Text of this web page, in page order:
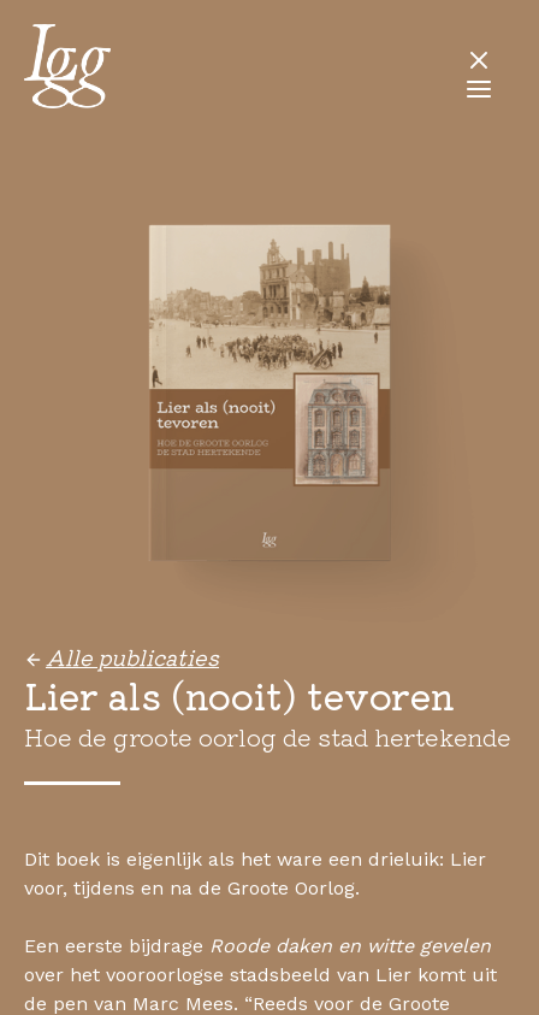
Alle publicaties
Lier als (nooit) tevoren
Hoe de groote oorlog de stad hertekende
Dit boek is eigenlijk als het ware een drieluik: Lier
voor, tijdens en na de Groote Oorlog.
Een eerste bijdrage Roode daken en witte gevelen
over het vooroorlogse stadsbeeld van Lier komt uit
de pen van Marc Mees. “Reeds voor de Groote